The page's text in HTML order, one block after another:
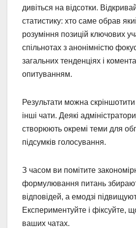
дивіться на відсотки.
статистику: хто саме обрав
розуміння позицій ключових
спільнотах з анонімністю
загальних тенденціях і
опитуванням.
Результати можна
інші чати. Деякі
створюють окремі теми для
підсумків голосування.
З часом ви помітите
формулювання питань
відповідей, а емодзі
Експериментуйте і фіксуйте,
ваших чатах.